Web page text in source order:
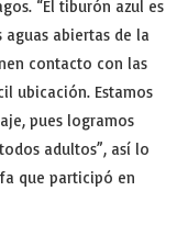
“El tiburón azul es
aguas abiertas de la
contacto con las
ubicación. Estamos
pues logramos
adultos”, así lo
que participó en